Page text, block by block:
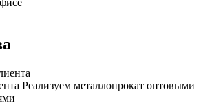
Реализуем металлопрокат оптовыми